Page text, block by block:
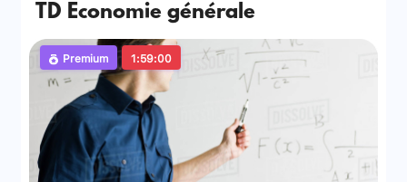
TD Economie générale
Premium 1:59:00